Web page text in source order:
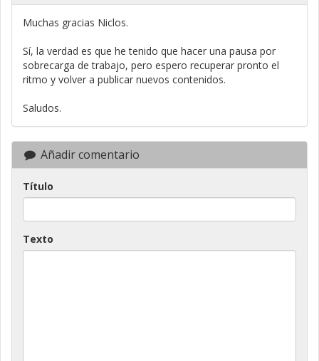
Muchas gracias Niclos.
Sí, la verdad es que he tenido que hacer una pausa por
sobrecarga de trabajo, pero espero recuperar pronto el
ritmo y volver a publicar nuevos contenidos.
Saludos.
Añadir comentario
Título
Texto